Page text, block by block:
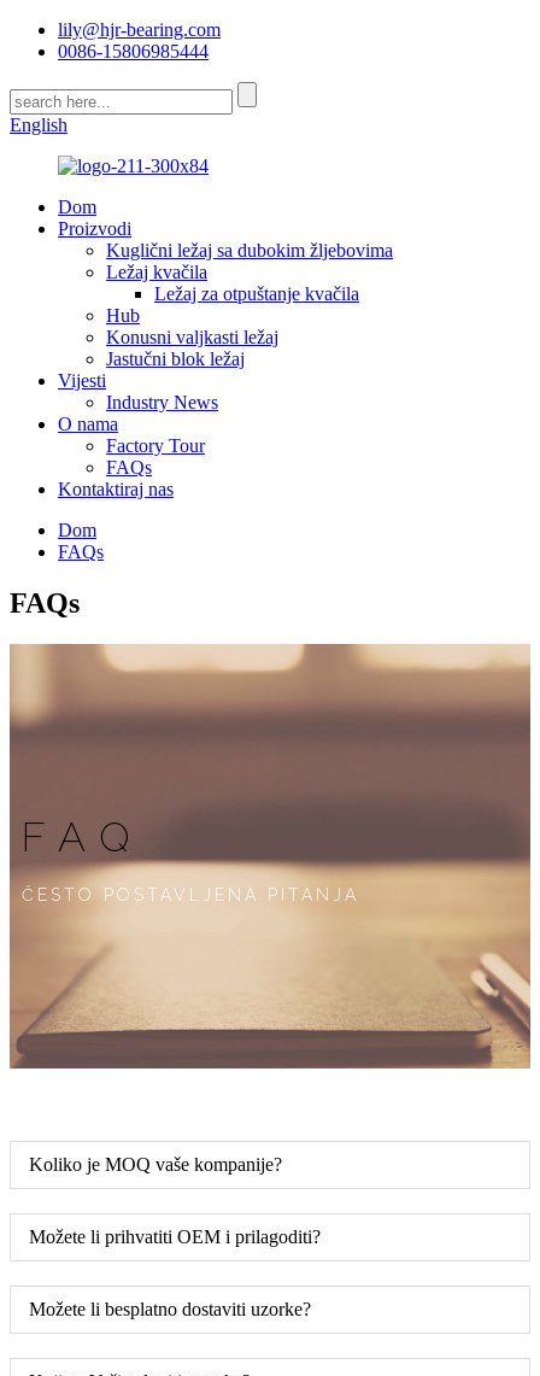
lily@hjr-bearing.com
0086-15806985444
English
Dom
Proizvodi
Kuglični ležaj sa dubokim žljebovima
Ležaj kvačila
Ležaj za otpuštanje kvačila
Hub
Konusni valjkasti ležaj
Jastučni blok ležaj
Vijesti
Industry News
O nama
Factory Tour
FAQs
Kontaktiraj nas
Dom
FAQs
FAQs
FAQ
ČESTO POSTAVLJENA PITANJA
Koliko je MOQ vaše kompanije?
Možete li prihvatiti OEM i prilagoditi?
Možete li besplatno dostaviti uzorke?